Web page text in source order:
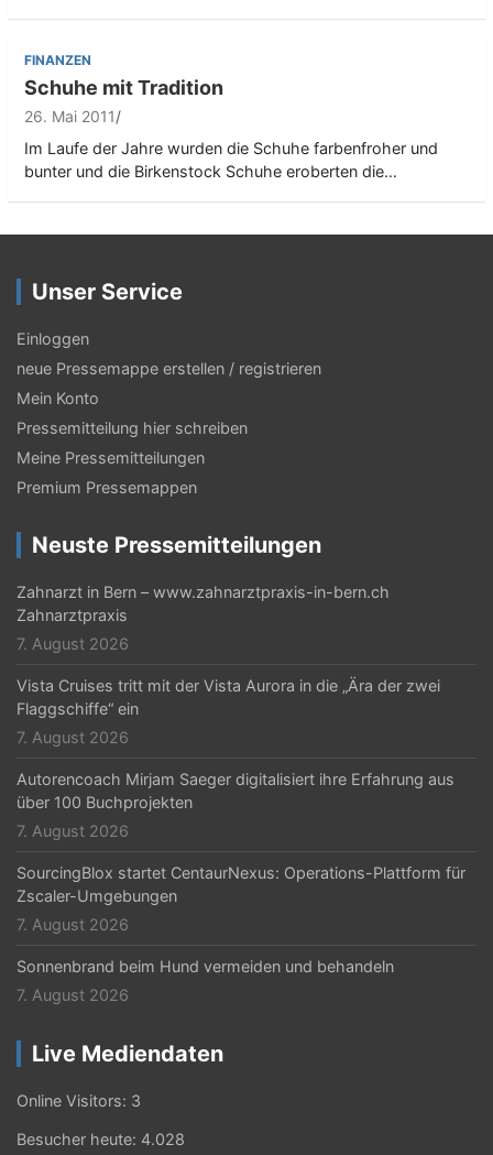
FINANZEN
Schuhe mit Tradition
26. Mai 2011
Im Laufe der Jahre wurden die Schuhe farbenfroher und
bunter und die Birkenstock Schuhe eroberten die…
Unser Service
Einloggen
neue Pressemappe erstellen / registrieren
Mein Konto
Pressemitteilung hier schreiben
Meine Pressemitteilungen
Premium Pressemappen
Neuste Pressemitteilungen
Zahnarzt in Bern – www.zahnarztpraxis-in-bern.ch
Zahnarztpraxis
7. August 2026
Vista Cruises tritt mit der Vista Aurora in die „Ära der zwei
Flaggschiffe“ ein
7. August 2026
Autorencoach Mirjam Saeger digitalisiert ihre Erfahrung aus
über 100 Buchprojekten
7. August 2026
SourcingBlox startet CentaurNexus: Operations-Plattform für
Zscaler-Umgebungen
7. August 2026
Sonnenbrand beim Hund vermeiden und behandeln
7. August 2026
Live Mediendaten
Online Visitors: 3
Besucher heute: 4.028